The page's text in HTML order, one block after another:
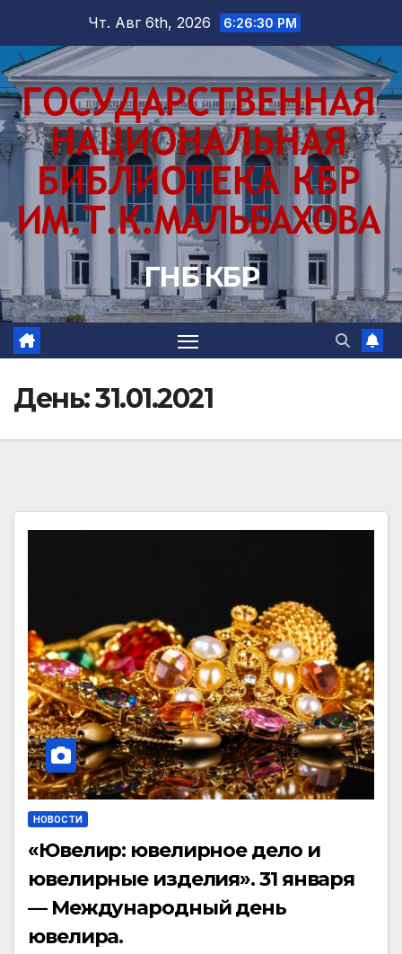
содержимому
Чт. Авг 6th, 2026 6:26:31 PM
ГНБ КБР
День:31.01.2021
НОВОСТИ
«Ювелир: ювелирное дело и
ювелирные изделия». 31 января
— Международный день
ювелира.